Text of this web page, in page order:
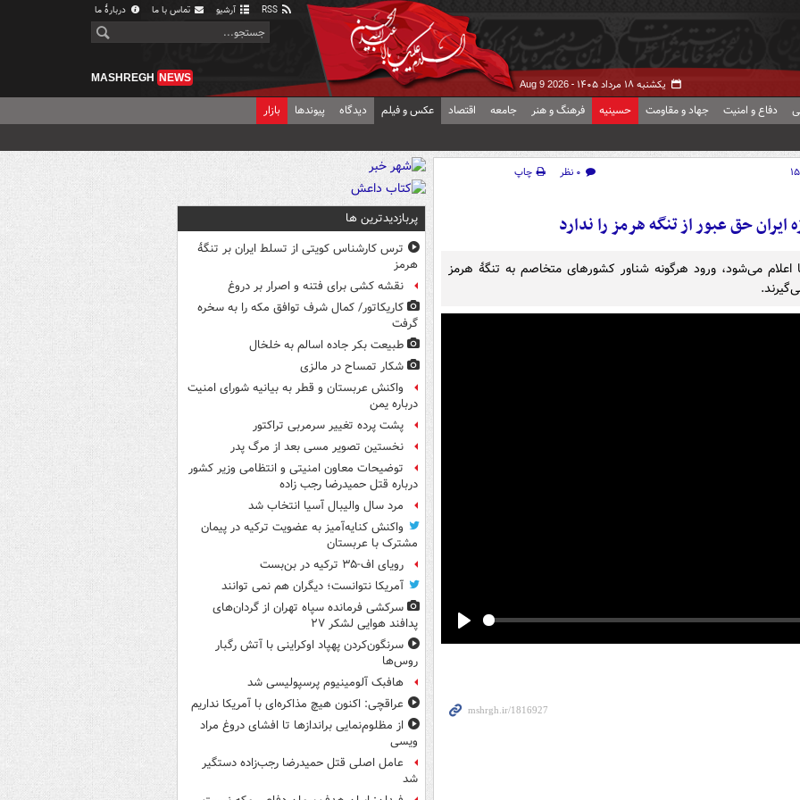
آرشیو تماس با ما دربارهٔ ما
یکشنبه ۱۸ مرداد ۱۴۰۵ - Aug 9 2026
MASHREGH NEWS
دفاع و امنیت جهاد و مقاومت حسینیه فرهنگ و هنر جامعه اقتصاد عکس و فیلم دیدگاه پیوندها بازار
۰ نظر
چاپ
حق عبور از تنگه هرمز را ندارد
اعلام می‌شود، ورود هرگونه شناور کشورهای متخاصم به تنگهٔ هرمز
پربازدیدترین ها
ترس کارشناس کویتی از تسلط ایران بر تنگۀ
هرمز
نقشه کشی برای فتنه و اصرار بر دروغ
کاریکاتور/ کمال شرف توافق مکه را به سخره
گرفت
طبیعت بکر جاده اسالم به خلخال
شکار تمساح در مالزی
واکنش عربستان و قطر به بیانیه شورای امنیت
درباره یمن
پشت پرده تغییر سرمربی تراکتور
نخستین تصویر مسی بعد از مرگ پدر
توضیحات معاون امنیتی و انتظامی وزیر کشور
درباره قتل حمیدرضا رجب زاده
مرد سال والیبال آسیا انتخاب شد
واکنش کنایه‌آمیز به عضویت ترکیه در پیمان
مشترک با عربستان
رویای اف-۳۵ ترکیه در بن‌بست
آمریکا نتوانست؛ دیگران هم نمی توانند
سرکشی فرمانده سپاه تهران از گردان‌های
پدافند هوایی لشکر ۲۷
سرنگون‌کردن پهپاد اوکراینی با آتش رگبار
روس‌ها
هافبک آلومینیوم پرسپولیسی شد
عراقچی: اکنون هیچ مذاکره‌ای با آمریکا نداریم
از مظلوم‌نمایی براندازها تا افشای دروغ مراد
ویسی
عامل اصلی قتل حمیدرضا رجب‌زاده دستگیر
شد